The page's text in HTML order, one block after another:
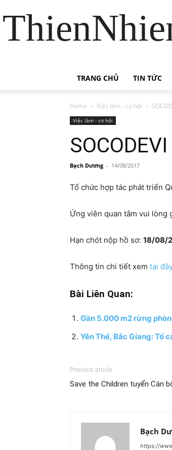
TRANG CHỦ TIN TỨC
Home Việc làm - cơ hội
Việc làm - cơ hội
Bạch Dương - 14/08/2017
Tổ chức hợp tác phát triển
Ứng viên quan tâm vui lòng
Hạn chót nộp hồ sơ: 18/08/
Thông tin chi tiết xem tại
Bài Liên Quan:
Gần 5.000 m2 rừng
Yên Thế, Bắc Giang: Tố
Previous article
Save the Children tuyển Cán
Bạch
https://